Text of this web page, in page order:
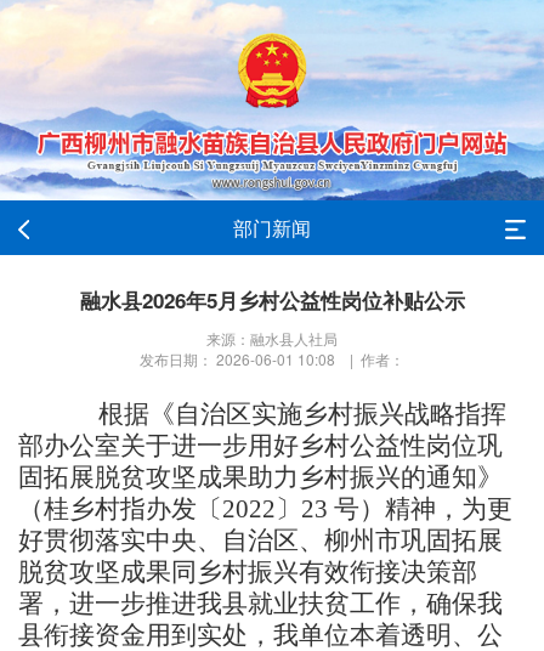
部门新闻
融水县2026年5月乡村公益性岗位补贴公示
来源：融水县人社局
发布日期： 2026-06-01 10:08 | 作者：
根据《自治区实施乡村振兴战略指挥
部办公室关于进一步用好乡村公益性岗位巩
固拓展脱贫攻坚成果助力乡村振兴的通知》
（桂乡村指办发〔2022〕23 号） 精神，为更
好贯彻落实中央、自治区、柳州市巩固拓展
脱贫攻坚成果同乡村振兴有效衔接决策部
署 ， 进一步推进我县就业扶贫工作， 确保我
县衔接资金用到实处，我单位本着透明、公